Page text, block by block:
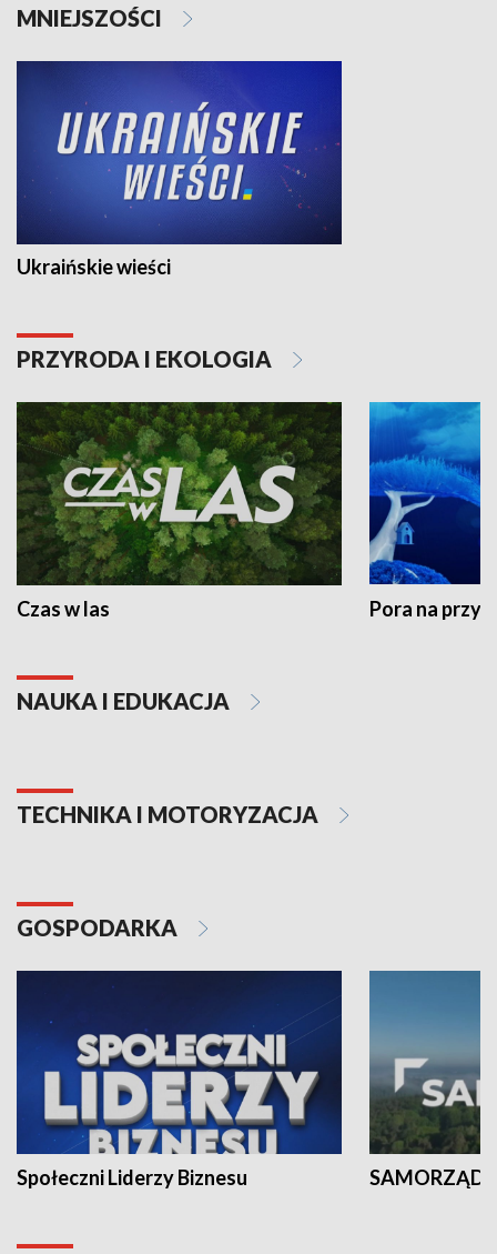
MNIEJSZOŚCI
Ukraińskie wieści
PRZYRODA I EKOLOGIA
Czas w las Pora na
NAUKA I EDUKACJA
TECHNIKA I MOTORYZACJA
GOSPODARKA
Społeczni Liderzy Biznesu SAMORZĄD